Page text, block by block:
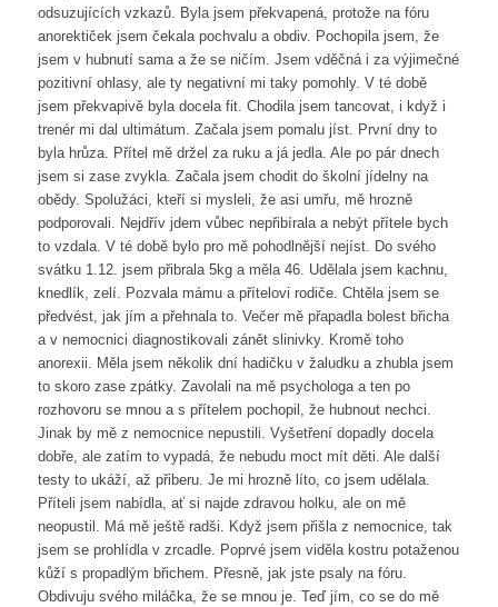
odsuzujících vzkazů. Byla jsem překvapená, protože na fóru
anorektiček jsem čekala pochvalu a obdiv. Pochopila jsem, že
jsem v hubnutí sama a že se ničím. Jsem vděčná i za výjimečné
pozitivní ohlasy, ale ty negativní mi taky pomohly. V té době
jsem překvapivě byla docela fit. Chodila jsem tancovat, i když i
trenér mi dal ultimátum. Začala jsem pomalu jíst. První dny to
byla hrůza. Přítel mě držel za ruku a já jedla. Ale po pár dnech
jsem si zase zvykla. Začala jsem chodit do školní jídelny na
obědy. Spolužáci, kteří si mysleli, že asi umřu, mě hrozně
podporovali. Nejdřív jdem vůbec nepřibírala a nebýt přítele bych
to vzdala. V té době bylo pro mě pohodlnější nejíst. Do svého
svátku 1.12. jsem přibrala 5kg a měla 46. Udělala jsem kachnu,
knedlík, zelí. Pozvala mámu a přítelovi rodiče. Chtěla jsem se
předvést, jak jím a přehnala to. Večer mě přapadla bolest břicha
a v nemocnici diagnostikovali zánět slinivky. Kromě toho
anorexii. Měla jsem několik dní hadičku v žaludku a zhubla jsem
to skoro zase zpátky. Zavolali na mě psychologa a ten po
rozhovoru se mnou a s přítelem pochopil, že hubnout nechci.
Jinak by mě z nemocnice nepustili. Vyšetření dopadly docela
dobře, ale zatím to vypadá, že nebudu moct mít děti. Ale další
testy to ukáží, až přiberu. Je mi hrozně líto, co jsem udělala.
Příteli jsem nabídla, ať si najde zdravou holku, ale on mě
neopustil. Má mě ještě radši. Když jsem přišla z nemocnice, tak
jsem se prohlídla v zrcadle. Poprvé jsem viděla kostru potaženou
kůží s propadlým břichem. Přesně, jak jste psaly na fóru.
Obdivuju svého miláčka, že se mnou je. Teď jím, co se do mě